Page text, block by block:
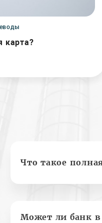
карта?
Что такое
Может ли банк